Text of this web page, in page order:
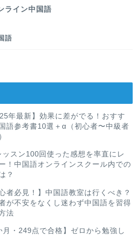
ライン中国語
語
年最新】効果に差がでる！おすす
語参考書10選＋α（初心者〜中級者
ッスン100回使った感想を率直にレ
！中国語オンラインスクール内での
？
心者必見！】中国語教室は行くべき？
が不安をなくし迷わず中国語を習得
法
月・249点で合格】ゼロから勉強し